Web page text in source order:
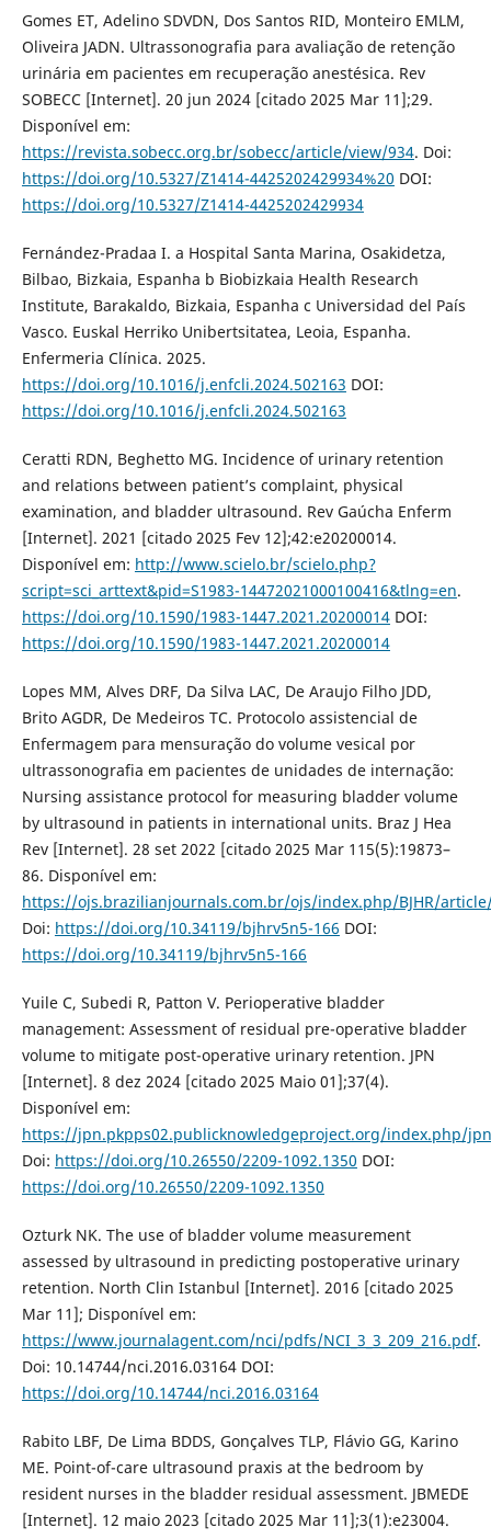
Gomes ET, Adelino SDVDN, Dos Santos RID, Monteiro EMLM,
Oliveira JADN. Ultrassonografia para avaliação de retenção
urinária em pacientes em recuperação anestésica. Rev
SOBECC [Internet]. 20 jun 2024 [citado 2025 Mar 11];29.
Disponível em:
https://revista.sobecc.org.br/sobecc/article/view/934. Doi:
https://doi.org/10.5327/Z1414-4425202429934%20 DOI:
https://doi.org/10.5327/Z1414-4425202429934
Fernández-Pradaa I. a Hospital Santa Marina, Osakidetza,
Bilbao, Bizkaia, Espanha b Biobizkaia Health Research
Institute, Barakaldo, Bizkaia, Espanha c Universidad del País
Vasco. Euskal Herriko Unibertsitatea, Leoia, Espanha.
Enfermeria Clínica. 2025.
https://doi.org/10.1016/j.enfcli.2024.502163 DOI:
https://doi.org/10.1016/j.enfcli.2024.502163
Ceratti RDN, Beghetto MG. Incidence of urinary retention
and relations between patient’s complaint, physical
examination, and bladder ultrasound. Rev Gaúcha Enferm
[Internet]. 2021 [citado 2025 Fev 12];42:e20200014.
Disponível em: http://www.scielo.br/scielo.php?
script=sci_arttext&pid=S1983-14472021000100416&tlng=en.
https://doi.org/10.1590/1983-1447.2021.20200014DOI:
https://doi.org/10.1590/1983-1447.2021.20200014
Lopes MM, Alves DRF, Da Silva LAC, De Araujo Filho JDD,
Brito AGDR, De Medeiros TC. Protocolo assistencial de
Enfermagem para mensuração do volume vesical por
ultrassonografia em pacientes de unidades de internação:
Nursing assistance protocol for measuring bladder volume
by ultrasound in patients in international units. Braz J Hea
Rev [Internet]. 28 set 2022 [citado 2025 Mar 115(5):19873–
86. Disponível em:
https://ojs.brazilianjournals.com.br/ojs/index.php/BJHR/
Doi: https://doi.org/10.34119/bjhrv5n5-166 DOI:
https://doi.org/10.34119/bjhrv5n5-166
Yuile C, Subedi R, Patton V. Perioperative bladder
management: Assessment of residual pre-operative bladder
volume to mitigate post-operative urinary retention. JPN
[Internet]. 8 dez 2024 [citado 2025 Maio 01];37(4).
Disponível em:
https://jpn.pkpps02.publicknowledgeproject.org/index.php/
Doi: https://doi.org/10.26550/2209-1092.1350 DOI:
https://doi.org/10.26550/2209-1092.1350
Ozturk NK. The use of bladder volume measurement
assessed by ultrasound in predicting postoperative urinary
retention. North Clin Istanbul [Internet]. 2016 [citado 2025
Mar 11]; Disponível em:
https://www.journalagent.com/nci/pdfs/NCI_3_3_209_216.pdf.
Doi: 10.14744/nci.2016.03164 DOI:
https://doi.org/10.14744/nci.2016.03164
Rabito LBF, De Lima BDDS, Gonçalves TLP, Flávio GG, Karino
ME. Point-of-care ultrasound praxis at the bedroom by
resident nurses in the bladder residual assessment. JBMEDE
[Internet]. 12 maio 2023 [citado 2025 Mar 11];3(1):e23004.